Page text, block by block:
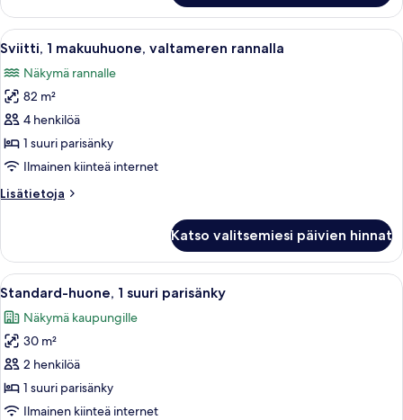
makuuhuone
(City
Lights)
Avaa
kaikki
huonetyypin
Sviitti,
1
makuuhuone,
valtameren
kuvat
Moderni olohuone, jossa on suuri
12
Sviitti, 1 makuuhuone, valtameren rannalla
Näkymä rannalle
82 m²
4 henkilöä
1 suuri parisänky
Ilmainen kiinteä internet
Lisätietoja
Lisätietoja
makuuhuone,
valtameren
rannalla
Katso valitsemiesi päivien hinnat
Avaa
kaikki
huonetyypin
Standard-
huone,
1
suuri
Moderni hotellihuone, jossa on
2
Standard-huone, 1 suuri parisänky
Näkymä kaupungille
30 m²
2 henkilöä
1 suuri parisänky
Ilmainen kiinteä internet